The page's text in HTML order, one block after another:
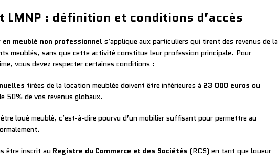
LMNP : définition et conditions d’accès
en meublé non professionnel s’applique aux particuliers qui tirent des revenus de la
meublés, sans que cette activité constitue leur profession principale. Pour
vous devez respecter certaines conditions :
tirées de la location meublée doivent être inférieures à 23 000 euros ou
50% de vos revenus globaux.
loué meublé, c’est-à-dire pourvu d’un mobilier suffisant pour permettre au
être inscrit au Registre du Commerce et des Sociétés (RCS) en tant que loueur